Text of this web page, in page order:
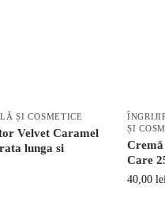
ȘI COSMETICE
Velvet Caramel
lunga si
ȘI
Cremă
Care
40,00lei